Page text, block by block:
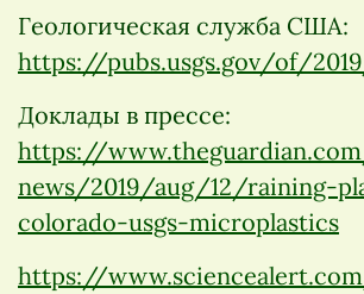
Геологическая служба США:
https://pubs.usgs.gov/of/
Доклады в прессе:
https://
news/2019/aug/12/raining-
colorado-usgs-microplastics
https://